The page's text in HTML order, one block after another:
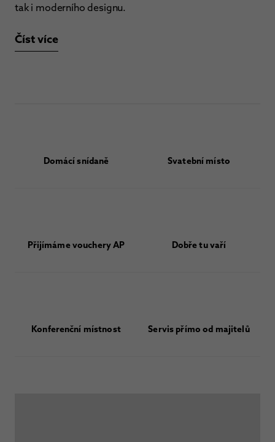
tak i moderního designu.
Číst více
Domácí snídaně Svatební místo
Přijímáme vouchery AP Dobře tu vaří
Konferenční místnost Servis přímo od majitelů